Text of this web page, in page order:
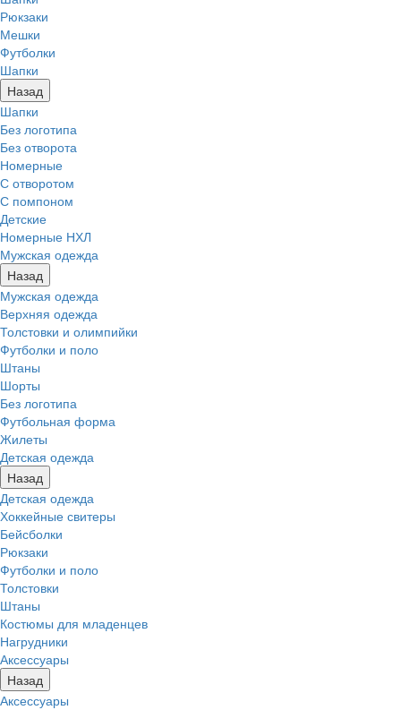
Рюкзаки
Мешки
Футболки
Шапки
Назад
Шапки
Без логотипа
Без отворота
Номерные
С отворотом
С помпоном
Детские
Номерные НХЛ
Мужская одежда
Назад
Мужская одежда
Верхняя одежда
Толстовки и олимпийки
Футболки и поло
Штаны
Шорты
Без логотипа
Футбольная форма
Жилеты
Детская одежда
Назад
Детская одежда
Хоккейные свитеры
Бейсболки
Рюкзаки
Футболки и поло
Толстовки
Штаны
Костюмы для младенцев
Нагрудники
Аксессуары
Назад
Аксессуары